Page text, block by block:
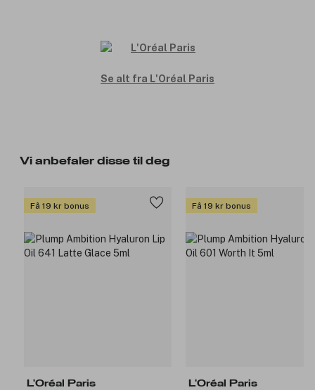
Se alt fra L'Oréal Paris
Vi anbefaler disse til deg
Få 19 kr bonus
L'Oréal Paris
Få 19 kr bonus
L'Oréal Paris